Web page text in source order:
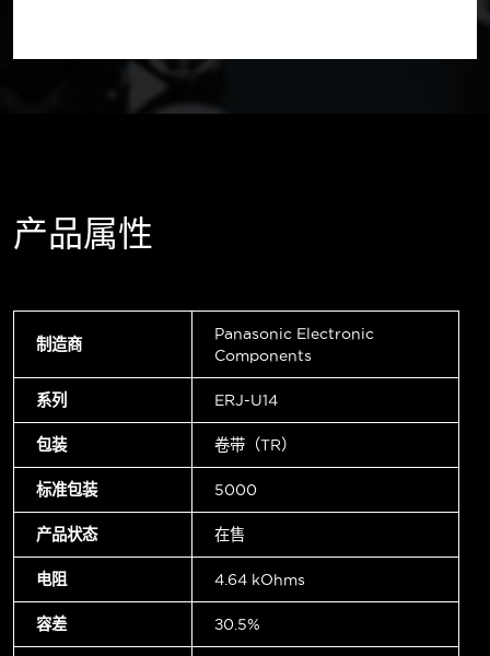
产品属性
制造商
Panasonic Electronic
Components
系列 ERJ-U14
包装 卷带（TR）
标准包装 5000
产品状态 在售
电阻 4.64 kOhms
容差 ±0.5%